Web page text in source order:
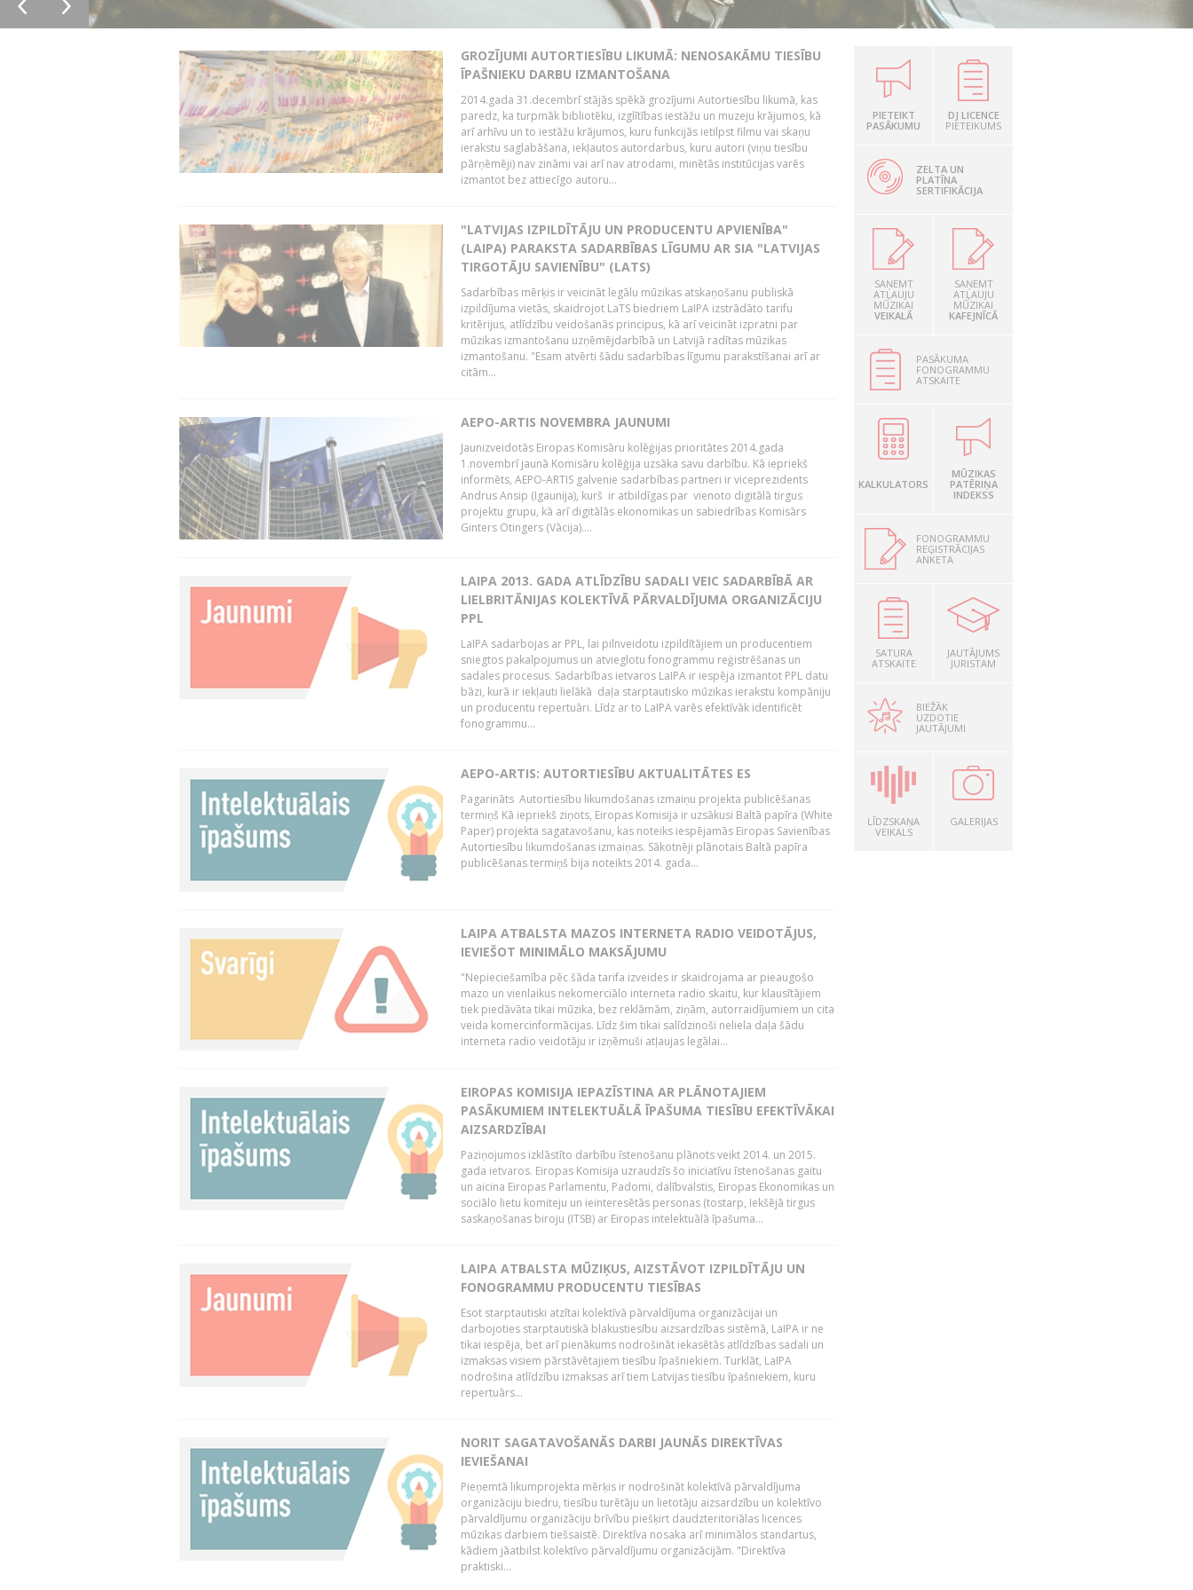
GROZĪJUMI AUTORTIESĪBU LIKUMĀ: NENOSAKĀMU TIESĪBU
ĪPAŠNIEKU DARBU IZMANTOŠANA
2014.gada 31.decembrī stājās spēkā grozījumi Autortiesību likumā, kas
paredz, ka turpmāk bibliotēku, izglītības iestāžu un muzeju krājumos, kā
arī arhīvu un to iestāžu krājumos, kuru funkcijās ietilpst filmu vai skaņu
ierakstu saglabāšana, iekļautos autordarbus, kuru autori (viņu tiesību
pārņēmēji) nav zināmi vai arī nav atrodami, minētās institūcijas varēs
izmantot bez attiecīgo autoru...
"LATVIJAS IZPILDĪTĀJU UN PRODUCENTU APVIENĪBA"
(LAIPA) PARAKSTA SADARBĪBAS LĪGUMU AR SIA "LATVIJAS
TIRGOTĀJU SAVIENĪBU" (LATS)
Sadarbības mērķis ir veicināt legālu mūzikas atskaņošanu publiskā
izpildījuma vietās, skaidrojot LaTS biedriem LaIPA izstrādāto tarifu
kritērijus, atlīdzību veidošanās principus, kā arī veicināt izpratni par
mūzikas izmantošanu uzņēmējdarbībā un Latvijā radītas mūzikas
izmantošanu. "Esam atvērti šādu sadarbības līgumu parakstīšanai arī ar
citām...
AEPO-ARTIS NOVEMBRA JAUNUMI
Jaunizveidotās Eiropas Komisāru kolēģijas prioritātes 2014.gada
1.novembrī jaunā Komisāru kolēģija uzsāka savu darbību. Kā iepriekš
informēts, AEPO-ARTIS galvenie sadarbības partneri ir viceprezidents
Andrus Ansip (Igaunija), kurš ir atbildīgas par vienoto digitālā tirgus
projektu grupu, kā arī digitālās ekonomikas un sabiedrības Komisārs
Ginters Otingers (Vācija)....
LAIPA 2013. GADA ATLĪDZĪBU SADALI VEIC SADARBĪBĀ AR
LIELBRITĀNIJAS KOLEKTĪVĀ PĀRVALDĪJUMA ORGANIZĀCIJU
PPL
LaIPA sadarbojas ar PPL, lai pilnveidotu izpildītājiem un producentiem
sniegtos pakalpojumus un atvieglotu fonogrammu reģistrēšanas un
sadales procesus. Sadarbības ietvaros LaIPA ir iespēja izmantot PPL datu
bāzi, kurā ir iekļauti lielākā daļa starptautisko mūzikas ierakstu kompāniju
un producentu repertuāri. Līdz ar to LaIPA varēs efektīvāk identificēt
fonogrammu...
AEPO-ARTIS: AUTORTIESĪBU AKTUALITĀTES ES
Pagarināts Autortiesību likumdošanas izmaiņu projekta publicēšanas
termiņš Kā iepriekš ziņots, Eiropas Komisija ir uzsākusi Baltā papīra (White
Paper) projekta sagatavošanu, kas noteiks iespējamās Eiropas Savienības
Autortiesību likumdošanas izmaiņas. Sākotnēji plānotais Baltā papīra
publicēšanas termiņš bija noteikts 2014. gada...
LAIPA ATBALSTA MAZOS INTERNETA RADIO VEIDOTĀJUS,
IEVIEŠOT MINIMĀLO MAKSĀJUMU
"Nepieciešamība pēc šāda tarifa izveides ir skaidrojama ar pieaugošo
mazo un vienlaikus nekomerciālo interneta radio skaitu, kur klausītājiem
tiek piedāvāta tikai mūzika, bez reklāmām, ziņām, autorraidījumiem un cita
veida komercinformācijas. Līdz šim tikai salīdzinoši neliela daļa šādu
interneta radio veidotāju ir izņēmuši atļaujas legālai...
EIROPAS KOMISIJA IEPAZĪSTINA AR PLĀNOTAJIEM
PASĀKUMIEM INTELEKTUĀLĀ ĪPAŠUMA TIESĪBU EFEKTĪVĀKAI
AIZSARDZĪBAI
Paziņojumos izklāstīto darbību īstenošanu plānots veikt 2014. un 2015.
gada ietvaros. Eiropas Komisija uzraudzīs šo iniciatīvu īstenošanas gaitu
un aicina Eiropas Parlamentu, Padomi, dalībvalstis, Eiropas Ekonomikas un
sociālo lietu komiteju un ieinteresētās personas (tostarp, Iekšējā tirgus
saskaņošanas biroju (ITSB) ar Eiropas intelektuālā īpašuma...
LAIPA ATBALSTA MŪZIĶUS, AIZSTĀVOT IZPILDĪTĀJU UN
FONOGRAMMU PRODUCENTU TIESĪBAS
Esot starptautiski atzītai kolektīvā pārvaldījuma organizācijai un
darbojoties starptautiskā blakustiesību aizsardzības sistēmā, LaIPA ir ne
tikai iespēja, bet arī pienākums nodrošināt iekasētās atlīdzības sadali un
izmaksas visiem pārstāvētajiem tiesību īpašniekiem. Turklāt, LaIPA
nodrošina atlīdzību izmaksas arī tiem Latvijas tiesību īpašniekiem, kuru
repertuārs...
NORIT SAGATAVOŠANĀS DARBI JAUNĀS DIREKTĪVAS
IEVIEŠANAI
Pieņemtā likumprojekta mērķis ir nodrošināt kolektīvā pārvaldījuma
organizāciju biedru, tiesību turētāju un lietotāju aizsardzību un kolektīvo
pārvaldījumu organizāciju brīvību piešķirt daudzteritoriālas licences
mūzikas darbiem tiešsaistē. Direktīva nosaka arī minimālos standartus,
kādiem jāatbilst kolektīvo pārvaldījumu organizācijām. "Direktīva
praktiski...
PIETEIKT
PASĀKUMU
DJ LICENCE
PIETEIKUMS
ZELTA UN
PLATĪNA
SERTIFIKĀCIJA
SAŅEMT
ATĻAUJU
MŪZIKAI
VEIKALĀ
SAŅEMT
ATĻAUJU
MŪZIKAI
KAFEJNĪCĀ
PASĀKUMA
FONOGRAMMU
ATSKAITE
KALKULATORS
MŪZIKAS
PATĒRIŅA
INDEKSS
FONOGRAMMU
REĢISTRĀCIJAS
ANKETA
SATURA
ATSKAITE
JAUTĀJUMS
JURISTAM
BIEŽĀK
UZDOTIE
JAUTĀJUMI
LĪDZSKAŅA
VEIKALS
GALERIJAS